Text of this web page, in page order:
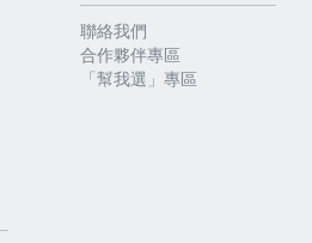
聯絡我們
合作夥伴專區
「幫我選」專區